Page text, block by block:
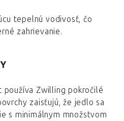
tepelnú vodivosť, čo
zahrievanie.
používa Zwilling pokročilé
zaisťujú, že jedlo sa
s minimálnym množstvom